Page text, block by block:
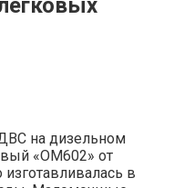
на дизельном
«OM602» от
в